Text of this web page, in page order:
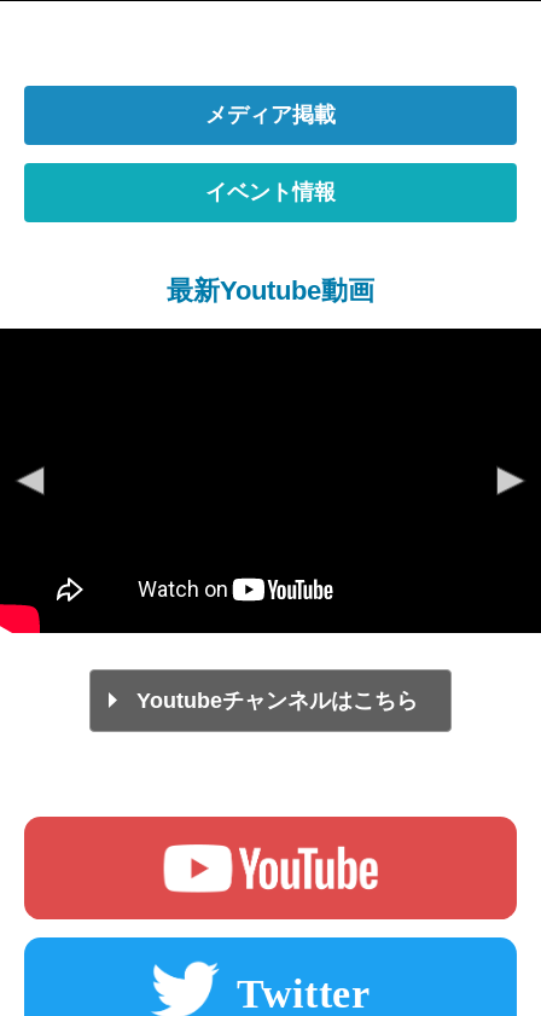
メディア掲載
イベント情報
最新Youtube動画
Youtubeチャンネルはこちら